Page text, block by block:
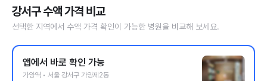
강서구 수액 가격 비교
선택한 지역에서 수액 가격 확인이 가능한 병원을 비교해 보세요.
앱에서 바로 확인 가능
가양역 • 서울 강서구 가양제2동